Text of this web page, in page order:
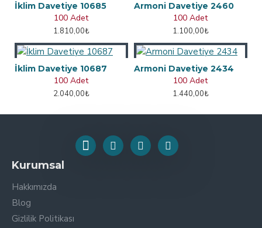
İklim Davetiye 10685
100 Adet
1.810,00₺
Armoni Davetiye 2460
100 Adet
1.100,00₺
İklim Davetiye 10687
100 Adet
2.040,00₺
Armoni Davetiye 2434
100 Adet
1.440,00₺
Kurumsal
Hakkımızda
Blog
Gizlilik Politikası